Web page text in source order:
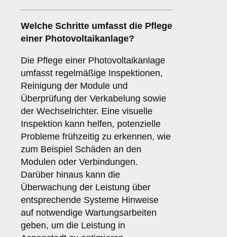
Welche Schritte umfasst die Pflege
einer Photovoltaikanlage?
Die Pflege einer Photovoltaikanlage
umfasst regelmäßige Inspektionen,
Reinigung der Module und
Überprüfung der Verkabelung sowie
der Wechselrichter. Eine visuelle
Inspektion kann helfen, potenzielle
Probleme frühzeitig zu erkennen, wie
zum Beispiel Schäden an den
Modulen oder Verbindungen.
Darüber hinaus kann die
Überwachung der Leistung über
entsprechende Systeme Hinweise
auf notwendige Wartungsarbeiten
geben, um die Leistung in